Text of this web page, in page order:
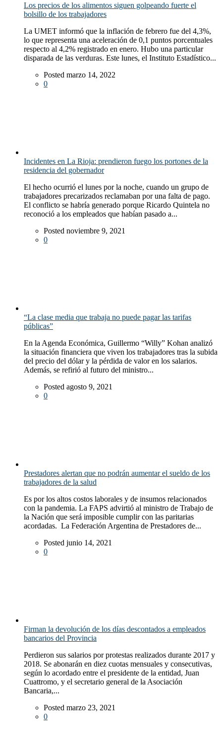
Los precios de los alimentos siguen golpeando fuerte el
bolsillo de los trabajadores
La UMET informó que la inflación de febrero fue del 4,3%,
lo que representa una aceleración de 0,1 puntos porcentuales
respecto al 4,2% registrado en enero. Hubo una particular
disparada de las verduras. Este lunes, el Instituto Estadístico...
Posted marzo 14, 2022
0
Incidentes en La Rioja: prendieron fuego los portones de la
residencia del gobernador
El hecho ocurrió el lunes por la noche, cuando un grupo de
trabajadores precarizados reclamaban por una falta de pago.
El conflicto se habría generado porque Ricardo Quintela no
reconoció a los empleados que habían pasado a...
Posted noviembre 9, 2021
0
“La clase media que trabaja no puede pagar las tarifas
públicas”
En la Agenda Económica, Guillermo “Willy” Kohan analizó
la situación financiera que viven los trabajadores tras la subida
del precio del dólar y la pérdida de valor en los salarios.
Además, se refirió al futuro del ministro...
Posted agosto 9, 2021
0
Prestadores alertan que no podrán aumentar el sueldo de los
trabajadores de la salud
Es por los altos costos laborales y de insumos relacionados
con la pandemia. La FAPS advirtió al ministro de Trabajo de
la Nación que será imposible cumplir con las paritarias
acordadas. La Federación Argentina de Prestadores de...
Posted junio 14, 2021
0
Firman la devolución de los días descontados a empleados
bancarios del Provincia
Perdieron sus salarios por protestas realizados durante 2017 y
2018. Se abonarán en diez cuotas mensuales y consecutivas,
según lo acordado entre el presidente de la entidad, Juan
Cuattromo, y el secretario general de la Asociación
Bancaria,...
Posted marzo 23, 2021
0